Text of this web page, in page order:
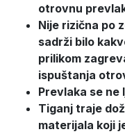
otrovnu
Nije rizična po
sadrži bilo
prilikom
ispuštanja
Prevlaka se ne
Tiganj traje
materijala koji